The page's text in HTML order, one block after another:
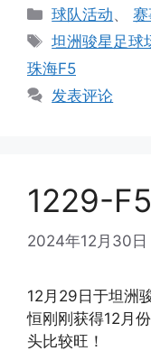
分
类
球队活动、
标
签
坦洲骏星足球
珠海F5
发表评论
1229-
2024年12月30日
12月29日于坦洲
恒刚刚获得12月
头比较旺！